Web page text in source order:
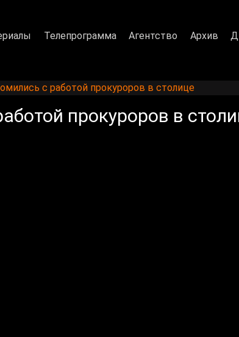
Телепрограмма Агентство Архив
с работой прокуроров в столице
прокуроров в